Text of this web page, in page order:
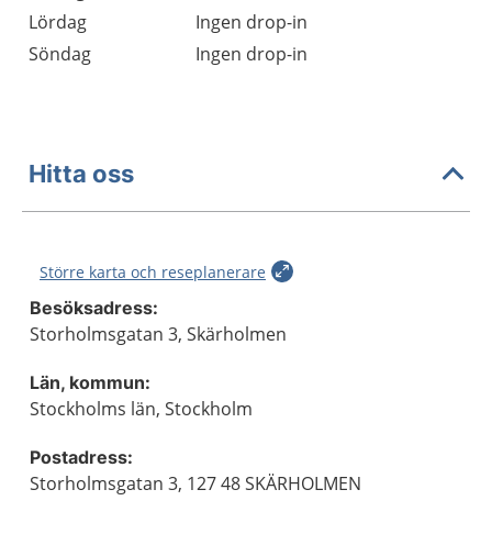
Lördag
Ingen drop-in
Söndag
Ingen drop-in
Hitta oss
Större karta och reseplanerare
Besöksadress:
Storholmsgatan 3, Skärholmen
Län, kommun:
Stockholms län, Stockholm
Postadress:
Storholmsgatan 3, 127 48 SKÄRHOLMEN